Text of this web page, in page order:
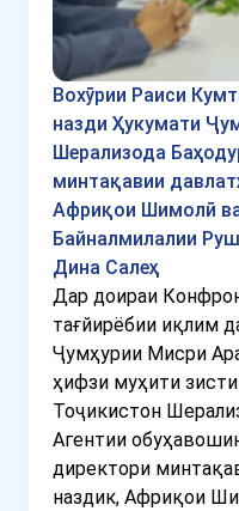
Вохӯрии Раиси
назди Ҳукумати
Шерализода
минтақавии
Африқои Шимолӣ
Байналмилалии
Дина Салеҳ
Дар доираи
тағйирёбии иқлим
Ҷумҳурии Мисри
ҳифзи муҳити
Тоҷикистон
Агентии
директори
наздик, Африқои